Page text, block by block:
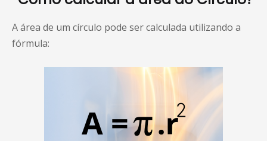
A área de um círculo pode ser calculada utilizando a
fórmula: